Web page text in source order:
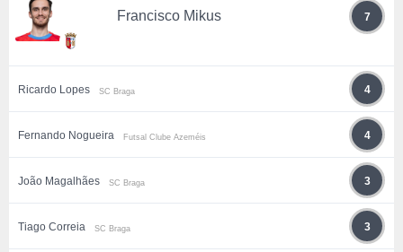
Francisco Mikus 7
Ricardo Lopes SC Braga 4
Fernando Nogueira Futsal Clube Azeméis 4
João Magalhães SC Braga 3
Tiago Correia SC Braga 3